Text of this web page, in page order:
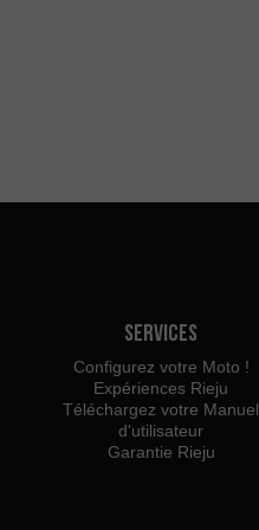
Services
Configurez votre Moto !
Expériences Rieju
Téléchargez votre Manuel
d'utilisateur
Garantie Rieju